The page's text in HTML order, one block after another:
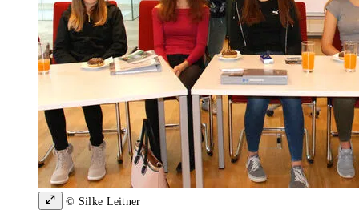
© Silke Leitner